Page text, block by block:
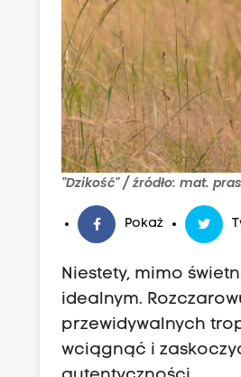
"Dzikość" / źródło: mat.
Pokaż
Niestety, mimo
idealnym.
przewidywalnych
wciągnąć i